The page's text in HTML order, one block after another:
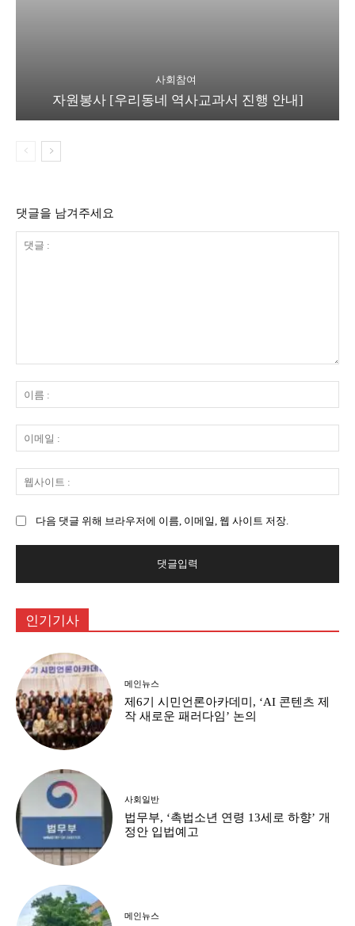
사회참여
자원봉사 [우리동네 역사교과서 진행 안내]
댓글을 남겨주세요
:
름
:
메
일
사
:
다음 댓글 위해 브라우저에 이름, 이메일, 웹 사이트 저장.
인기기사
메인뉴스
제6기 시민언론아카데미, ‘AI 콘텐츠 제
작 새로운 패러다임’ 논의
사회일반
법무부, ‘촉법소년 연령 13세로 하향’ 개
정안 입법예고
메인뉴스